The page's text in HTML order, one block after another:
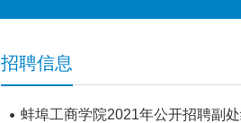
招聘信息
蚌埠工商学院2021年公开招聘副